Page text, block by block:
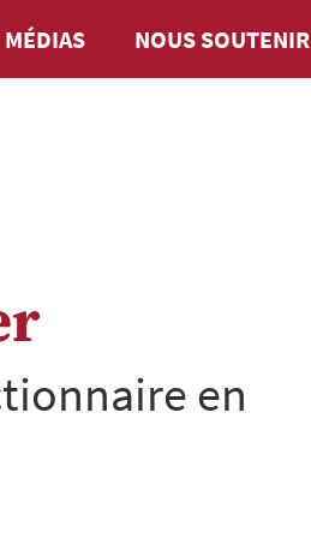
MÉDIAS NOUS SOUTENIR
en